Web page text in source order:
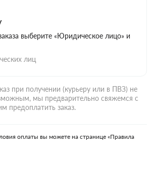
выберите «Юридическое лицо» и
лиц
при получении (курьеру или в ПВЗ) не
мы предварительно свяжемся с
предоплатить заказ.
оплаты вы можете на странице «Правила